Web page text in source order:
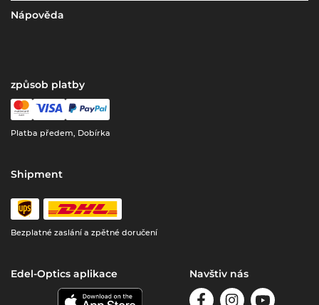
Nápověda
způsob platby
Platba předem, Dobírka
Shipment
Bezplatné zaslání a zpětné doručení
Edel-Optics aplikace Navštiv nás